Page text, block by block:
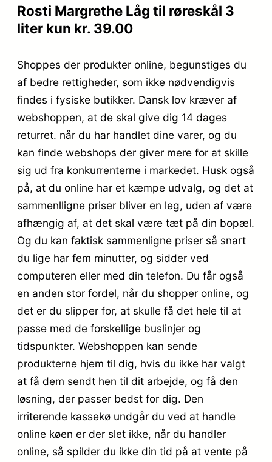
Rosti Margrethe Låg til røreskål 3
liter kun kr. 39.00
Shoppes der produkter online, begunstiges du
af bedre rettigheder, som ikke nødvendigvis
findes i fysiske butikker. Dansk lov kræver af
webshoppen, at de skal give dig 14 dages
returret. når du har handlet dine varer, og du
kan finde webshops der giver mere for at skille
sig ud fra konkurrenterne i markedet. Husk også
på, at du online har et kæmpe udvalg, og det at
sammenlligne priser bliver en leg, uden af være
afhængig af, at det skal være tæt på din bopæl.
Og du kan faktisk sammenligne priser så snart
du lige har fem minutter, og sidder ved
computeren eller med din telefon. Du får også
en anden stor fordel, når du shopper online, og
det er du slipper for, at skulle få det hele til at
passe med de forskellige buslinjer og
tidspunkter. Webshoppen kan sende
produkterne hjem til dig, hvis du ikke har valgt
at få dem sendt hen til dit arbejde, og få den
løsning, der passer bedst for dig. Den
irriterende kassekø undgår du ved at handle
online køen er der slet ikke, når du handler
online, så spilder du ikke din tid på at vente på